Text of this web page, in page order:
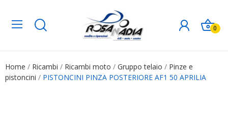
0
Home Ricambi Ricambi moto Gruppo telaio
Pinze e
pistoncini
PISTONCINI PINZA POSTERIORE AF1 50 APRILIA